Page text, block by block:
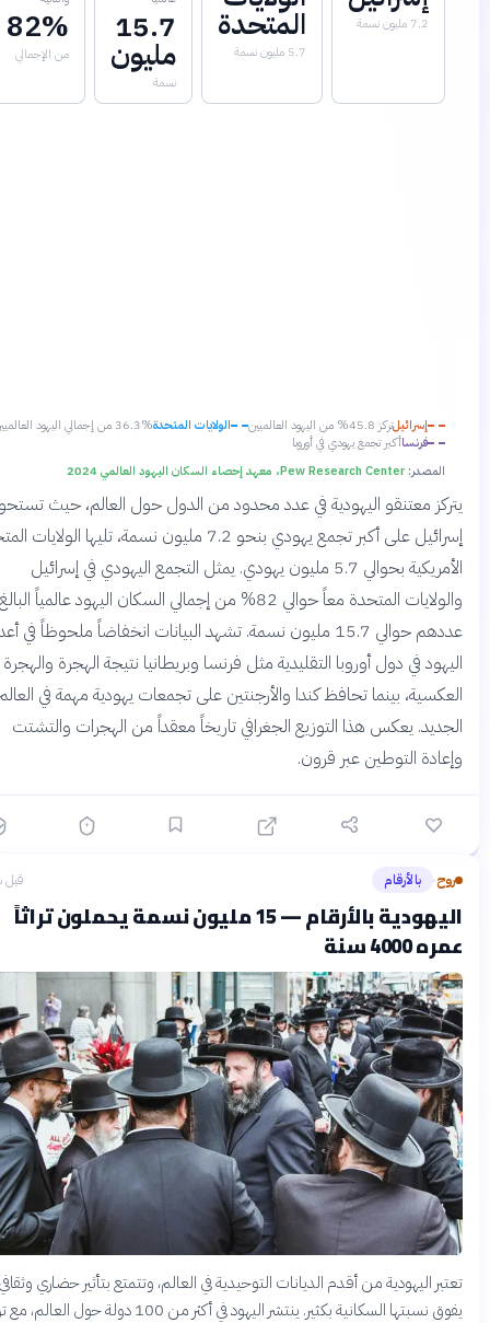
المتحدة 15.7
مليون
82%
من الإجمالي
إسرائيلتركز 45.8% من اليهود العالميين الولايات المتحدة36.3% من إجمالي اليهود العالميين
أكبر تجمع يهودي في أوروبا
Pew Research Center، معهد إحصاء السكان اليهود العالمي 2024
معتنقو اليهودية في عدد محدود من الدول حول العالم، حيث تستحوذ
إسرائيل على أكبر تجمع يهودي بنحو 7.2 مليون نسمة، تليها الولايات المتحدة
الأمريكية بحوالي 5.7 مليون يهودي. يمثل التجمع اليهودي في إسرائيل
والولايات المتحدة معاً حوالي 82% من إجمالي السكان اليهود عالمياً البالغ
عددهم حوالي 15.7 مليون نسمة. تشهد البيانات انخفاضاً ملحوظاً في أعداد
في دول أوروبا التقليدية مثل فرنسا وبريطانيا نتيجة الهجرة والهجرة
بينما تحافظ كندا والأرجنتين على تجمعات يهودية مهمة في العالم
يعكس هذا التوزيع الجغرافي تاريخاً معقداً من الهجرات والتشتت
التوطين عبر قرون.
بالأرقام قبل شهرين
اليهودية بالأرقام — 15 مليون نسمة يحملون تراثاً
سنة
اليهودية من أقدم الديانات التوحيدية في العالم، وتتمتع بتأثير حضاري وثقافي
يفوق نسبتها السكانية بكثير. ينتشر اليهود في أكثر من 100 دولة حول العالم، مع تركز